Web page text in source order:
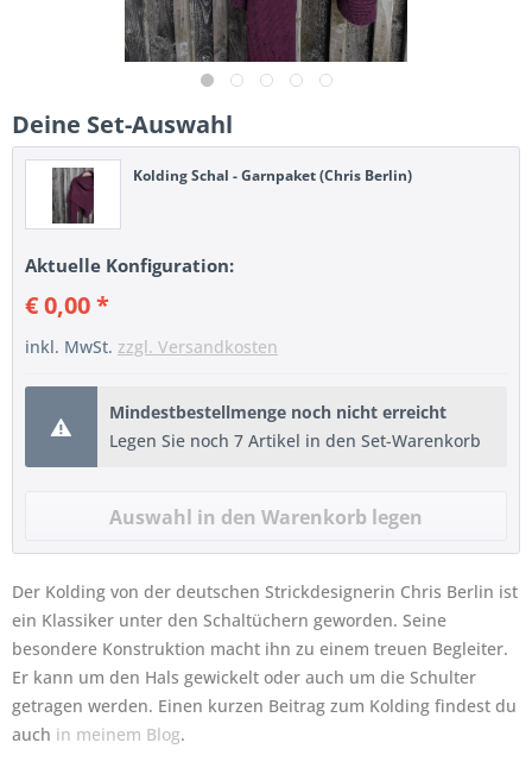
Deine Set-Auswahl
Kolding Schal - Garnpaket (Chris Berlin)
Aktuelle Konfiguration:
€ 0,00 *
inkl. MwSt. zzgl. Versandkosten
Mindestbestellmenge noch nicht erreicht
Legen Sie noch 7 Artikel in den Set-Warenkorb
Der Kolding von der deutschen Strickdesignerin Chris Berlin ist
ein Klassiker unter den Schaltüchern geworden. Seine
besondere Konstruktion macht ihn zu einem treuen Begleiter.
Er kann um den Hals gewickelt oder auch um die Schulter
getragen werden. Einen kurzen Beitrag zum Kolding findest du
auch in meinem Blog.